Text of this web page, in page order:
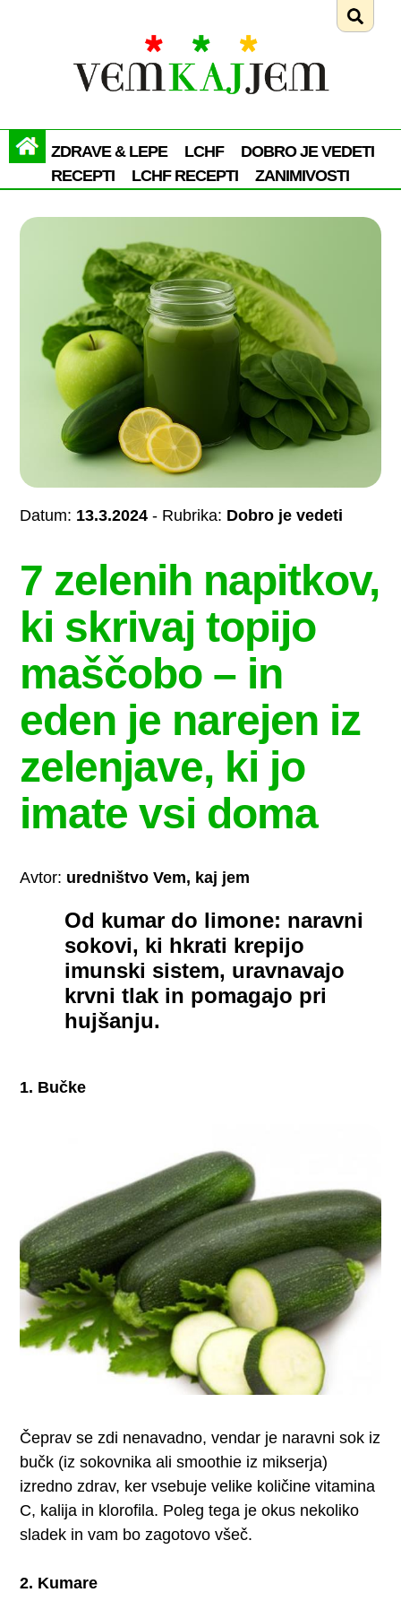
ZDRAVE & LEPE LCHF
DOBRO JE VEDETI
RECEPTI
LCHF RECEPTI ZANIMIVOSTI
Datum: 13.3.2024 - Rubrika: Dobro je vedeti
7 zelenih napitkov,
ki skrivaj topijo
maščobo – in
eden je narejen iz
zelenjave, ki jo
imate vsi doma
Avtor: uredništvo Vem, kaj jem
Od kumar do limone: naravni
sokovi, ki hkrati krepijo
imunski sistem, uravnavajo
krvni tlak in pomagajo pri
hujšanju.
1. Bučke
Čeprav se zdi nenavadno, vendar je naravni sok iz
bučk (iz sokovnika ali smoothie iz mikserja)
izredno zdrav, ker vsebuje velike količine vitamina
C, kalija in klorofila. Poleg tega je okus nekoliko
sladek in vam bo zagotovo všeč.
2. Kumare